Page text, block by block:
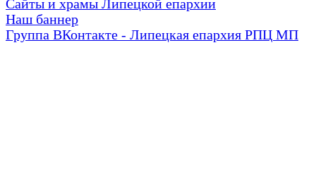
Сайты и храмы Липецкой епархии
Наш баннер
Группа ВКонтакте - Липецкая епархия РПЦ МП